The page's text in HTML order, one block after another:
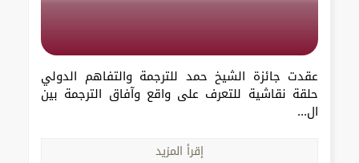
عقدت جائزة الشيخ حمد للترجمة والتفاهم الدولي
حلقة نقاشية للتعرف على واقع وآفاق الترجمة بين
ال...
إقرأ المزيد